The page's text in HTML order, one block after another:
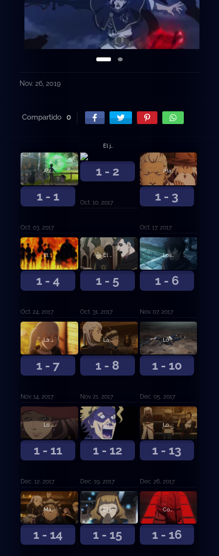
Nov. 26, 2019
Compartido 0
1 - 1
Asta y Yuno
Oct. 03, 2017
1 - 2
El juramento del muchacho
Oct. 10, 2017 1 - 3
¡Hacia la capital del Reino del Trébol!
Oct. 17, 2017
1 - 4
El examen de caballería
Oct. 24, 2017
1 - 5
El camino hasta ser Rey Mago
Oct. 31, 2017
1 - 6
Los Toros Negros
Nov. 07, 2017
1 - 7
La otra novata
Nov. 14, 2017
1 - 8
La primera misión
Nov. 21, 2017
1 - 10
Lo que proteger
Dec. 05, 2017
1 - 11
Lo sucedido en la ciudad del castillo
Dec. 12, 2017
1 - 12
Lo que ve el Rey Mago
Dec. 19, 2017
1 - 13
Lo que ve el Rey Mago, continuación
Dec. 26, 2017
1 - 14
Mazmorra
1 - 15
El guerrero mágico del Diamante
1 - 16
Compañeros